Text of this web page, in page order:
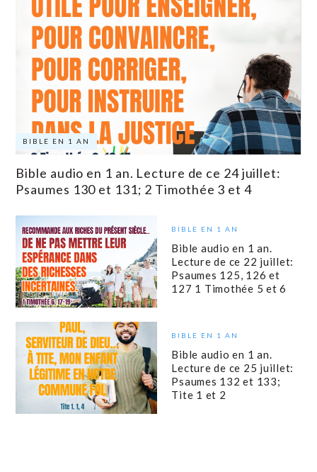
BIBLE EN 1 AN
Bible audio en 1 an. Lecture de ce 24 juillet:
Psaumes 130 et 131; 2 Timothée 3 et 4
BIBLE EN 1 AN
Bible audio en 1 an.
Lecture de ce 22 juillet:
Psaumes 125, 126 et
127 1 Timothée 5 et 6
BIBLE EN 1 AN
Bible audio en 1 an.
Lecture de ce 25 juillet:
Psaumes 132 et 133;
Tite 1 et 2